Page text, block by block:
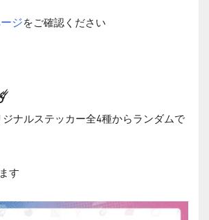
ジをご確認ください
ナルステッカー全4種からランダムで
す